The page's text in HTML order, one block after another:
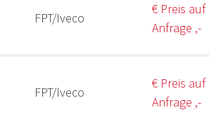
FPT/Iveco
€ Preis auf
Anfrage ,-
FPT/Iveco
€ Preis auf
Anfrage ,-